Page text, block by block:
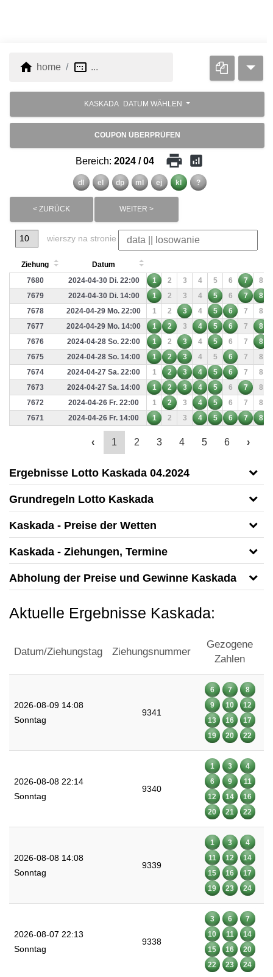
home home image_aspect_ratio ...
KASKADA DATUM WÄHLEN
COUPON ÜBERPRÜFEN
Bereich: 2024 / 04 print analytics
dl el dp ml ej kl ?
< ZURÜCK WEITER >
wierszy na stronie
Ziehung
Datum
7680
2024-04-30 Di. 22:00 1 2 3 4 5 6 7
8
7679
2024-04-30 Di. 14:00 1 2 3 4 5 6 7
8
7678
2024-04-29 Mo. 22:00 1 2 3 4 5 6 7
8
7677
2024-04-29 Mo. 14:00 1 2 3 4 5 6 7
8
7676
2024-04-28 So. 22:00 1 2 3 4 5 6 7
8
7675
2024-04-28 So. 14:00 1 2 3 4 5 6 7
8
7674
2024-04-27 Sa. 22:00 1 2 3 4 5 6 7
8
7673
2024-04-27 Sa. 14:00 1 2 3 4 5 6 7
8
7672
2024-04-26 Fr. 22:00 1 2 3 4 5 6 7
8
7671
2024-04-26 Fr. 14:00 1 2 3 4 5 6 7 8
‹ 1 2 3 4 5 6 ›
Ergebnisse Lotto Kaskada 04.2024
Grundregeln Lotto Kaskada
Kaskada - Preise der Wetten
Kaskada - Ziehungen, Termine
Abholung der Preise und Gewinne Kaskada
Aktuelle Ergebnisse Kaskada:
Datum/Ziehungstag Ziehungsnummer
Gezogene
Zahlen
2026-08-09 14:08
Sonntag
9341
6 7
8
9
10
12
13
16
17
19
20 22
2026-08-08 22:14
Sonntag
9340
1 3
4
6
9
11
12
14
16
20
21 22
2026-08-08 14:08
Sonntag
9339
1 3
4
11
12
14
15
16
17
19
23 24
2026-08-07 22:13
Sonntag
9338
3 6
7
10
11
14
15
16
20
22
23 24